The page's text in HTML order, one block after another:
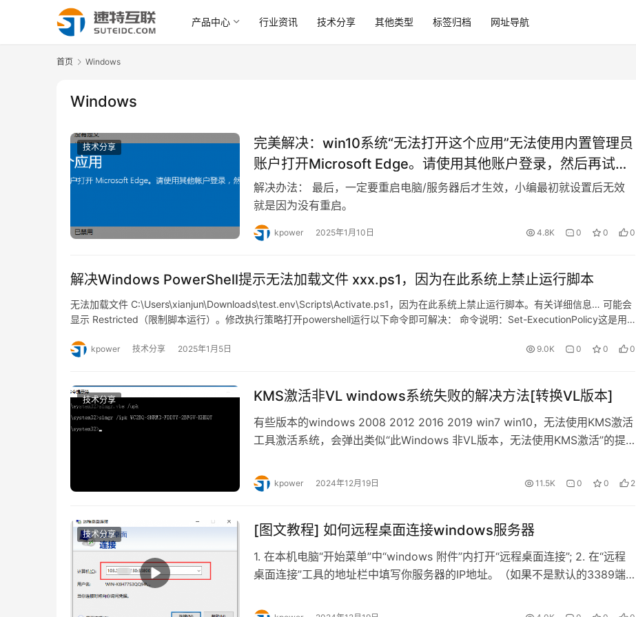
产品中心 行业资讯 技术分享 其他类型 标签归档 网址导航
首页 Windows
Windows
技术分享
完美解决：win10系统“无法打开这个应用”无法使用内置管理员
账户打开Microsoft Edge。请使用其他账户登录，然后再试一
次。
解决办法： 最后，一定要重启电脑/服务器后才生效，小编最初就设置后无效
就是因为没有重启。
kpower 2025年1月10日 4.8K 0 0 0
解决Windows PowerShell提示无法加载文件 xxx.ps1，因为在此系统上禁止运行脚本
无法加载文件 C:\Users\xianjun\Downloads\test.env\Scripts\Activate.ps1，因为在此系统上禁止运行脚本。有关详细信息… 可能会
显示 Restricted（限制脚本运行）。修改执行策略打开powershell运行以下命令即可解决： 命令说明：Set-ExecutionPolicy这是用
kpower 技术分享 2025年1月5日 9.0K 0 0 0
技术分享 KMS激活非VL windows系统失败的解决方法[转换VL版本]
有些版本的windows 2008 2012 2016 2019 win7 win10，无法使用KMS激活
工具激活系统，会弹出类似“此Windows 非VL版本，无法使用KMS激活”的提
令提示符(管理员)】输入： 各windows版本的密匙查询地址：
https://docs.mic…
kpower 2024年12月19日 11.5K 0 0 2
技术分享 [图文教程] 如何远程桌面连接windows服务器
1. 在本机电脑“开始菜单”中“windows 附件”内打开“远程桌面连接”; 2. 在“远程
桌面连接”工具的地址栏中填写你服务器的IP地址。（如果不是默认的3389端
文冒号，不要填成中文冒号了） 3. 点击“连接”，然后填入服务器的账号密码，